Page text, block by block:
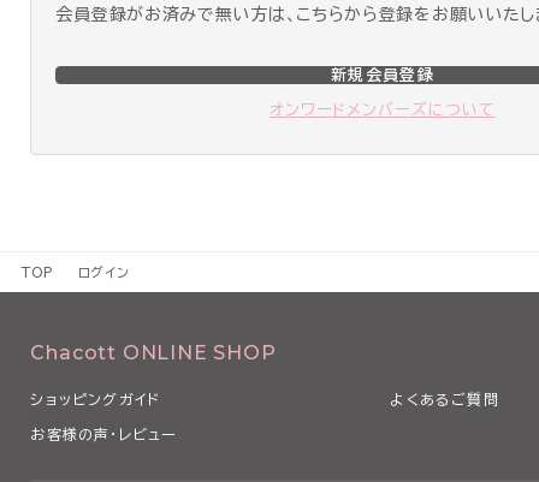
会員登録がお済みで無い方は、こちらから登録をお願いいたし
新規会員登録
オンワードメンバーズについて
TOP ログイン
Chacott ONLINE SHOP
ショッピングガイド よくあるご質問
お客様の声・レビュー